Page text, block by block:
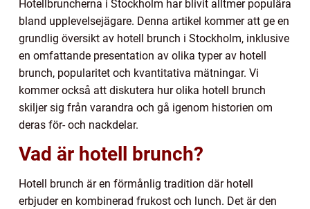
Hotellbruncherna i Stockholm har blivit alltmer populära
bland upplevelsejägare. Denna artikel kommer att ge en
grundlig översikt av hotell brunch i Stockholm, inklusive
en omfattande presentation av olika typer av hotell
brunch, popularitet och kvantitativa mätningar. Vi
kommer också att diskutera hur olika hotell brunch
skiljer sig från varandra och gå igenom historien om
deras för- och nackdelar.
Vad är hotell brunch?
Hotell brunch är en förmånlig tradition där hotell
erbjuder en kombinerad frukost och lunch. Det är den